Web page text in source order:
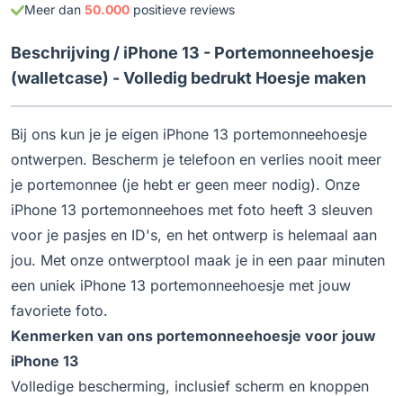
Meer dan 50.000 positieve reviews
Beschrijving / iPhone 13 - Portemonneehoesje
(walletcase) - Volledig bedrukt Hoesje maken
Bij ons kun je je eigen iPhone 13 portemonneehoesje
ontwerpen. Bescherm je telefoon en verlies nooit meer
je portemonnee (je hebt er geen meer nodig). Onze
iPhone 13 portemonneehoes met foto heeft 3 sleuven
voor je pasjes en ID's, en het ontwerp is helemaal aan
jou. Met onze ontwerptool maak je in een paar minuten
een uniek iPhone 13 portemonneehoesje met jouw
favoriete foto.
Kenmerken van ons portemonneehoesje voor jouw
iPhone 13
Volledige bescherming, inclusief scherm en knoppen